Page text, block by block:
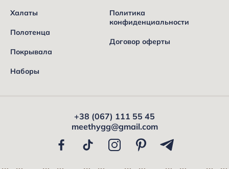
Халаты
Полотенца
Покрывала
Наборы
Политика
конфиденциальности
Договор оферты
+38 (067) 111 55 45
meethygg@gmail.com